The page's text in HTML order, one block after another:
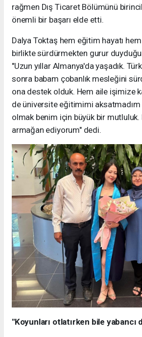
rağmen Dış Ticaret Bölümünü
önemli bir başarı elde etti.
Dalya Toktaş hem eğitim hayatı hem
birlikte sürdürmekten gurur
"Uzun yıllar Almanya'da yaşadık.
sonra babam çobanlık mesleğini
ona destek olduk. Hem aile işimize
de üniversite eğitimimi
olmak benim için büyük bir mutluluk.
armağan ediyorum" dedi.
"Koyunları otlatırken bile yabancı